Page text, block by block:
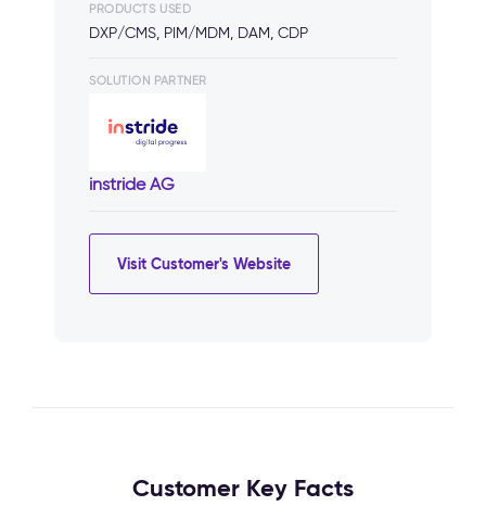
PRODUCTS USED
DXP/CMS, PIM/MDM, DAM, CDP
SOLUTION PARTNER
instride AG
Visit Customer's Website
Customer Key Facts